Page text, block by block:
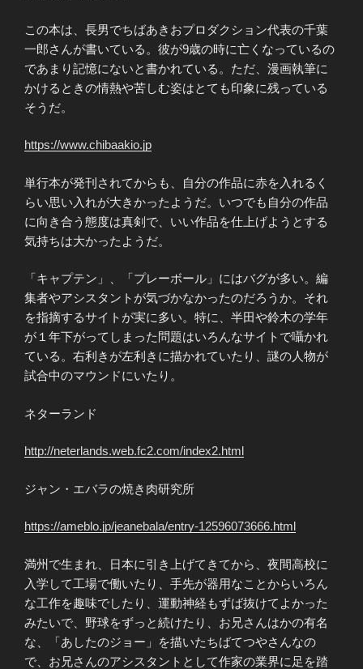
この本は、長男でちばあきおプロダクション代表の千葉
一郎さんが書いている。彼が9歳の時に亡くなっているの
であまり記憶にないと書かれている。ただ、漫画執筆に
かけるときの情熱や苦しむ姿はとても印象に残っている
そうだ。
https://www.chibaakio.jp
単行本が発刊されてからも、自分の作品に赤を入れるく
らい思い入れが大きかったようだ。いつでも自分の作品
に向き合う態度は真剣で、いい作品を仕上げようとする
気持ちは大かったようだ。
「キャプテン」、「プレーボール」にはバグが多い。編
集者やアシスタントが気づかなかったのだろうか。それ
を指摘するサイトが実に多い。特に、半田や鈴木の学年
が１年下がってしまった問題はいろんなサイトで囁かれ
ている。右利きが左利きに描かれていたり、謎の人物が
試合中のマウンドにいたり。
ネターランド
http://neterlands.web.fc2.com/index2.html
ジャン・エバラの焼き肉研究所
https://ameblo.jp/jeanebala/entry-12596073666.html
満州で生まれ、日本に引き上げてきてから、夜間高校に
入学して工場で働いたり、手先が器用なことからいろん
な工作を趣味でしたり、運動神経もずば抜けてよかった
みたいで、野球をずっと続けたり、お兄さんはかの有名
な、「あしたのジョー」を描いたちばてつやさんなの
で、お兄さんのアシスタントとして作家の業界に足を踏